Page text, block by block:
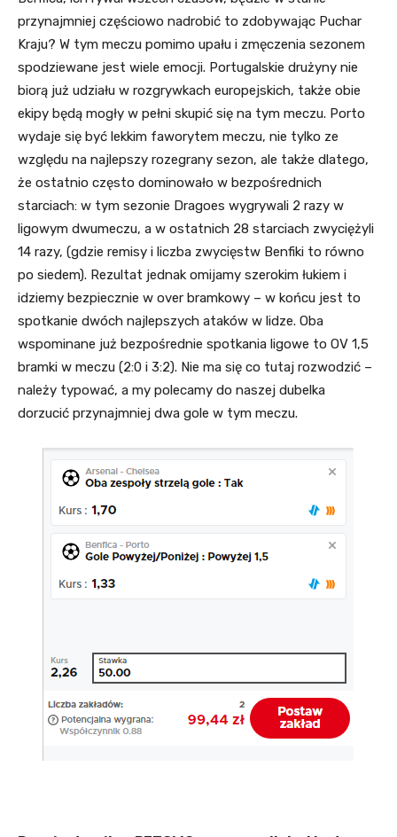
przynajmniej częściowo nadrobić to zdobywając Puchar
Kraju? W tym meczu pomimo upału i zmęczenia sezonem
spodziewane jest wiele emocji. Portugalskie drużyny nie
biorą już udziału w rozgrywkach europejskich, także obie
ekipy będą mogły w pełni skupić się na tym meczu. Porto
wydaje się być lekkim faworytem meczu, nie tylko ze
względu na najlepszy rozegrany sezon, ale także dlatego,
że ostatnio często dominowało w bezpośrednich
starciach: w tym sezonie Dragoes wygrywali 2 razy w
ligowym dwumeczu, a w ostatnich 28 starciach zwyciężyli
14 razy, (gdzie remisy i liczba zwycięstw Benfiki to równo
po siedem). Rezultat jednak omijamy szerokim łukiem i
idziemy bezpiecznie w over bramkowy – w końcu jest to
spotkanie dwóch najlepszych ataków w lidze. Oba
wspominane już bezpośrednie spotkania ligowe to OV 1,5
bramki w meczu (2:0 i 3:2). Nie ma się co tutaj rozwodzić –
należy typować, a my polecamy do naszej dubelka
dorzucić przynajmniej dwa gole w tym meczu.